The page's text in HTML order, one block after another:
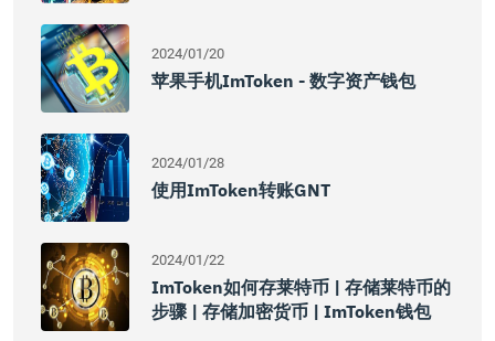
2024/01/20
苹果手机imToken - 数字资产钱包
2024/01/28
使用imToken转账GNT
2024/01/22
ImToken如何存莱特币 | 存储莱特币的
步骤 | 存储加密货币 | ImToken钱包